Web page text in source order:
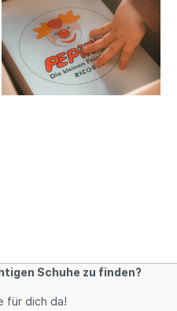
Schuhe zu finden?
für dich da!